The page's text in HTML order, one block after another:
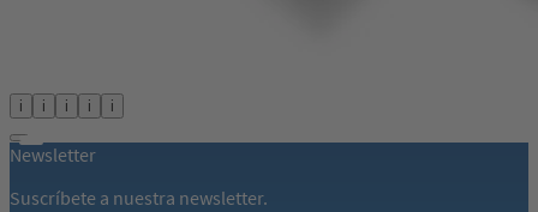
i i i i i
Newsletter
Suscríbete a nuestra newsletter.